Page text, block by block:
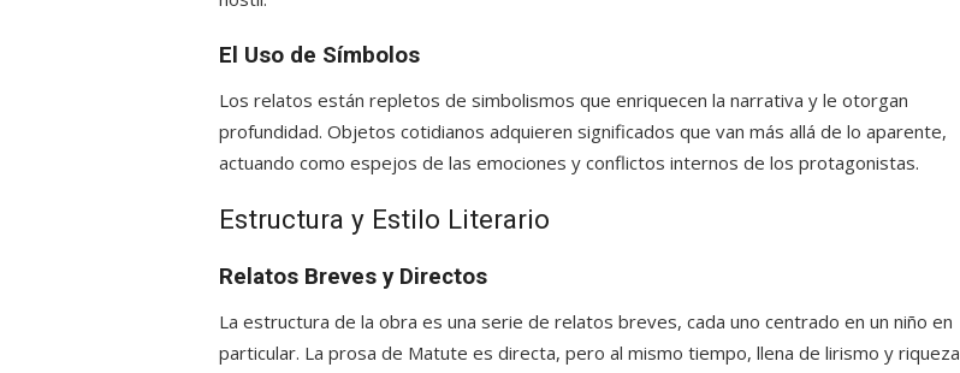
El Uso de Símbolos
Los relatos están repletos de simbolismos que enriquecen la narrativa y le otorgan
profundidad. Objetos cotidianos adquieren significados que van más allá de lo aparente,
actuando como espejos de las emociones y conflictos internos de los protagonistas.
Estructura y Estilo Literario
Relatos Breves y Directos
La estructura de la obra es una serie de relatos breves, cada uno centrado en un niño en
particular. La prosa de Matute es directa, pero al mismo tiempo, llena de lirismo y riqueza